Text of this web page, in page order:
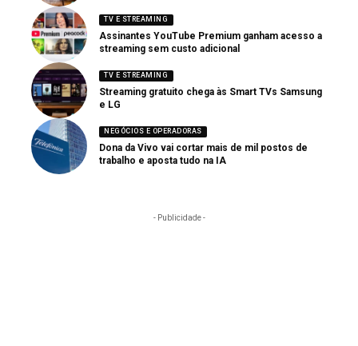
TV E STREAMING
Assinantes YouTube Premium ganham acesso a
streaming sem custo adicional
TV E STREAMING
Streaming gratuito chega às Smart TVs Samsung
e LG
NEGÓCIOS E OPERADORAS
Dona da Vivo vai cortar mais de mil postos de
trabalho e aposta tudo na IA
- Publicidade -